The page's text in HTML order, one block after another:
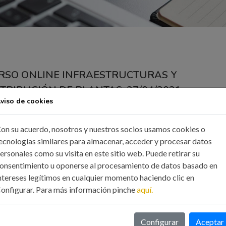
ONLINE INFRAESTRUCTURAS Y
DE PLANTAS. 27/04/2021
incluye conocimientos teórico prácticos básicos que pueden
a entender el urbanismo existente: la clasificación y uso del
a infraestructuras municipales existentes como el
y el alumbrado público; así como a las infraestructuras
públicos para el suministro de energía eléctrica y de gas
y para la prestación de servicios de telecomunicaciones
de cookies
su acuerdo, nosotros y nuestros socios usamos cookies o
similares para almacenar, acceder y procesar datos
como su visita en este sitio web. Puede retirar su
u oponerse al procesamiento de datos basado en
legítimos en cualquier momento haciendo clic en
Para más información pincheaquí.
Configurar Aceptar